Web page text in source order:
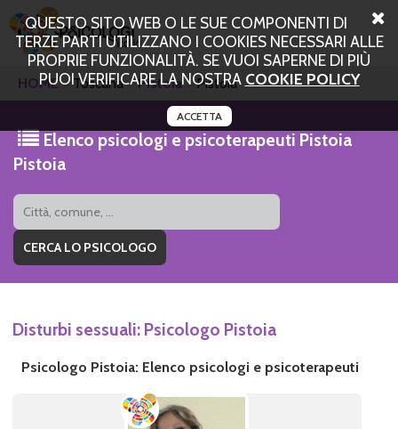
QUESTO SITO WEB O LE SUE COMPONENTI DI
TERZE PARTI UTILIZZANO I COOKIES NECESSARI ALLE
PROPRIE FUNZIONALITÀ. SE VUOI SAPERNE DI PIÙ
PUOI VERIFICARE LA NOSTRA COOKIE POLICY
ACCETTA
HOME Toscana Pistoia Pistoia
Elenco psicologi e psicoterapeuti Pistoia
Pistoia
Disturbi sessuali: Psicologo Pistoia
Psicologo Pistoia: Elenco psicologi e psicoterapeuti